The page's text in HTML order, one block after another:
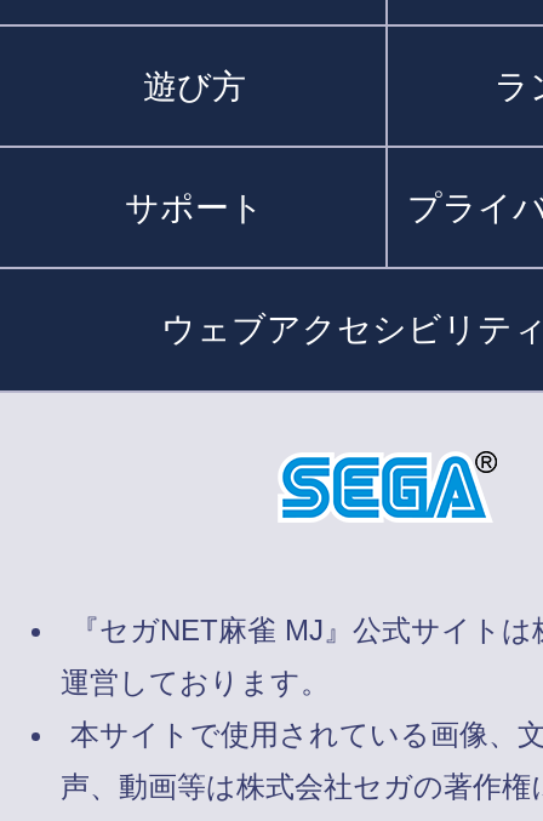
遊び方 ラ
サポート プライ
ウェブアクセシビリテ
『セガNET麻雀 MJ』公式サイト
運営しております。
本サイトで使用されている画像、
声、動画等は株式会社セガの著作